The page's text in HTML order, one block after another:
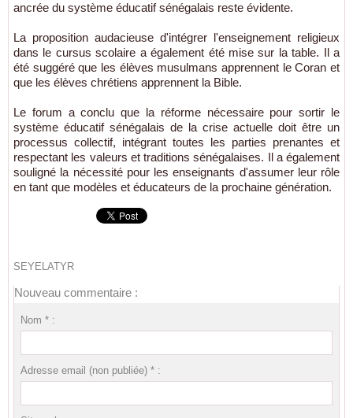
ancrée du système éducatif sénégalais reste évidente.
La proposition audacieuse d'intégrer l'enseignement religieux
dans le cursus scolaire a également été mise sur la table. Il a
été suggéré que les élèves musulmans apprennent le Coran et
que les élèves chrétiens apprennent la Bible.
Le forum a conclu que la réforme nécessaire pour sortir le
système éducatif sénégalais de la crise actuelle doit être un
processus collectif, intégrant toutes les parties prenantes et
respectant les valeurs et traditions sénégalaises. Il a également
souligné la nécessité pour les enseignants d'assumer leur rôle
en tant que modèles et éducateurs de la prochaine génération.
SEYELATYR
Nouveau commentaire :
Nom * :
Adresse email (non publiée) * :